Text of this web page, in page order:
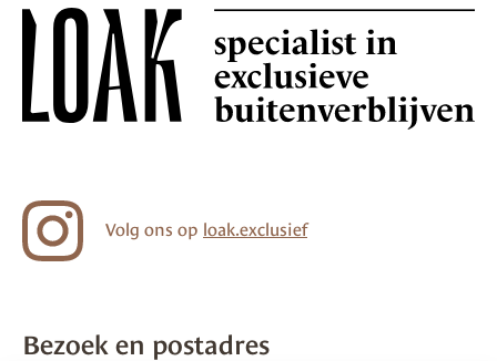
Volg ons op loak.exclusief
Bezoek en postadres